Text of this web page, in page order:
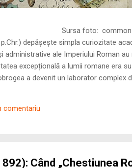
depășește simpla curiozitate
administrative ale Imperiului Roman
excepțională a lumii romane era
a devenit un laborator complex
ritmul procesului de rom...
comentariu
Când „Chestiunea